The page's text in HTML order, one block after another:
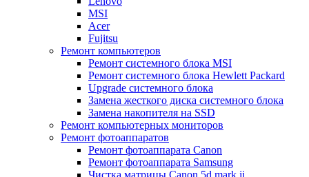
MSI
Acer
Fujitsu
Ремонт компьютеров
Ремонт системного блока MSI
Ремонт системного блока Hewlett Packard
Upgrade системного блока
Замена жесткого диска системного блока
Замена накопителя на SSD
Ремонт компьютерных мониторов
Ремонт фотоаппаратов
Ремонт фотоаппарата Canon
Ремонт фотоаппарата Samsung
Чистка матрицы Canon 5d mark ii